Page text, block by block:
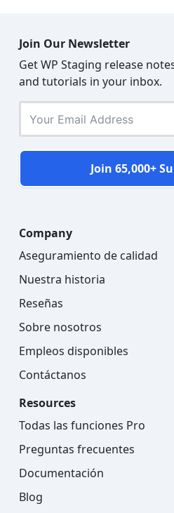
Join Our Newsletter
Get WP Staging release
and tutorials in your inbox.
Join 65,000+
Company
Aseguramiento de calidad
Nuestra historia
Reseñas
Sobre nosotros
Empleos disponibles
Contáctanos
Resources
Todas las funciones Pro
Preguntas frecuentes
Documentación
Blog